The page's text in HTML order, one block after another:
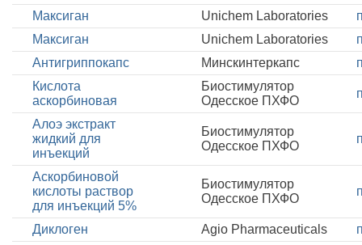
Максиган Unichem Laboratories
Максиган
Unichem Laboratories
Антигриппокапс
Минскинтеркапс
Кислота
аскорбиновая
Биостимулятор
Одесское ПХФО
Алоэ экстракт
жидкий для
инъекций
Биостимулятор
Одесское ПХФО
Аскорбиновой
кислоты раствор
для инъекций 5%
Биостимулятор
Одесское ПХФО
Диклоген Agio Pharmaceuticals